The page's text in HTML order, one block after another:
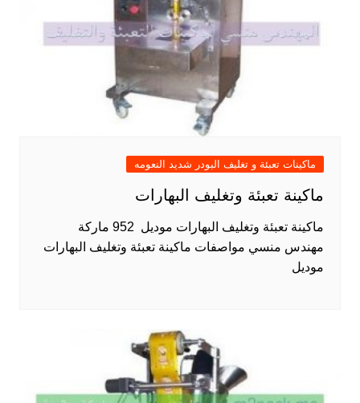
ماكينات تعبئة و تغليف البودر شديد النعومه
ماكينة تعبئة وتغليف البهارات
ماكينة تعبئة وتغليف البهارات موديل 952 ماركة
مهندس منسي مواصفات ماكينة تعبئة وتغليف البهارات
موديل